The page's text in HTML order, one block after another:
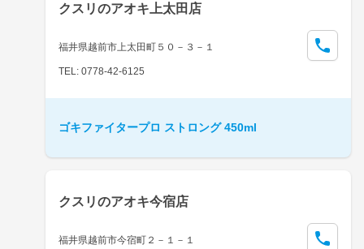
クスリのアオキ上太田店
福井県越前市上太田町５０－３－１
TEL: 0778-42-6125
ゴキファイタープロ ストロング 450ml
クスリのアオキ今宿店
福井県越前市今宿町２－１－１